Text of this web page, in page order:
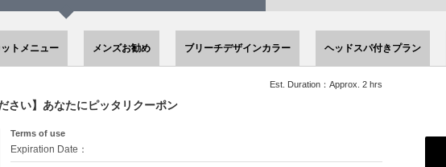
トメニュー メンズお勧め ブリーチデザインカラー ヘッドスパ付きプラン
Est. Duration：Approx. 2 hrs
さい】あなたにピッタリクーポン
Terms of use
Expiration Date：